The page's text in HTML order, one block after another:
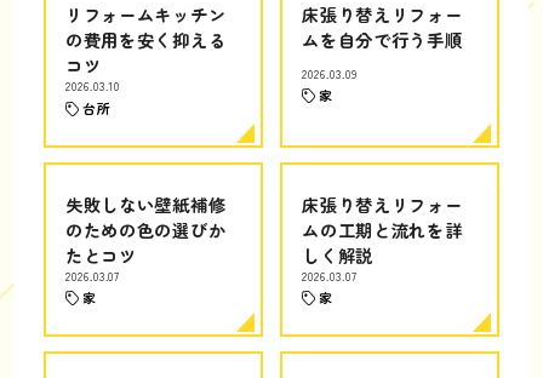
リフォームキッチン
の費用を安く抑える
コツ
2026.03.10
台所
床張り替えリフォー
ムを自分で行う手順
2026.03.09
家
失敗しない壁紙補修
のための色の選びか
たとコツ
2026.03.07
家
床張り替えリフォー
ムの工期と流れを詳
しく解説
2026.03.07
家